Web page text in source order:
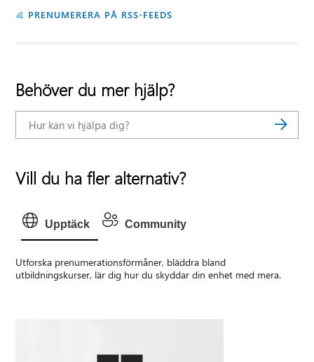
PRENUMERERA PÅ RSS-FEEDS
Behöver du mer hjälp?
Vill du ha fler alternativ?
Upptäck Community
Utforska prenumerationsförmåner, bläddra bland
utbildningskurser, lär dig hur du skyddar din enhet med mera.